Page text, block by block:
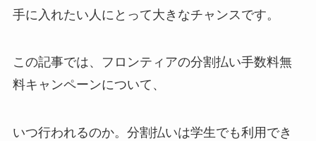
手に入れたい人にとって大きなチャンスです。
この記事では、フロンティアの分割払い手数料無
料キャンペーンについて、
いつ行われるのか。分割払いは学生でも利用でき